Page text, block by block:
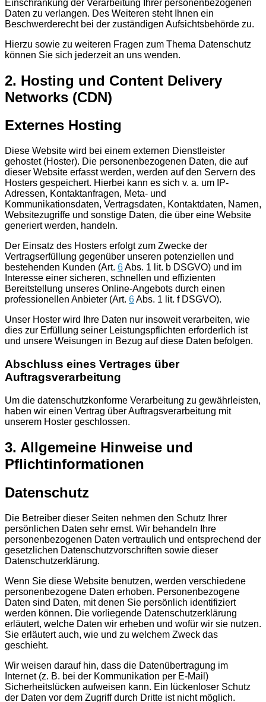
Einschränkung der Verarbeitung Ihrer personenbezogenen
Daten zu verlangen. Des Weiteren steht Ihnen ein
Beschwerderecht bei der zuständigen Aufsichtsbehörde zu.
Hierzu sowie zu weiteren Fragen zum Thema Datenschutz
können Sie sich jederzeit an uns wenden.
2. Hosting und Content Delivery
Networks (CDN)
Externes Hosting
Diese Website wird bei einem externen Dienstleister
gehostet (Hoster). Die personenbezogenen Daten, die auf
dieser Website erfasst werden, werden auf den Servern des
Hosters gespeichert. Hierbei kann es sich v. a. um IP-
Adressen, Kontaktanfragen, Meta- und
Kommunikationsdaten, Vertragsdaten, Kontaktdaten, Namen,
Websitezugriffe und sonstige Daten, die über eine Website
generiert werden, handeln.
Der Einsatz des Hosters erfolgt zum Zwecke der
Vertragserfüllung gegenüber unseren potenziellen und
bestehenden Kunden (Art. 6Abs. 1 lit. b DSGVO) und im
Interesse einer sicheren, schnellen und effizienten
Bereitstellung unseres Online-Angebots durch einen
professionellen Anbieter (Art. 6Abs. 1 lit. f DSGVO).
Unser Hoster wird Ihre Daten nur insoweit verarbeiten, wie
dies zur Erfüllung seiner Leistungspflichten erforderlich ist
und unsere Weisungen in Bezug auf diese Daten befolgen.
Abschluss eines Vertrages über
Auftragsverarbeitung
Um die datenschutzkonforme Verarbeitung zu gewährleisten,
haben wir einen Vertrag über Auftragsverarbeitung mit
unserem Hoster geschlossen.
3. Allgemeine Hinweise und
Pflichtinformationen
Datenschutz
Die Betreiber dieser Seiten nehmen den Schutz Ihrer
persönlichen Daten sehr ernst. Wir behandeln Ihre
personenbezogenen Daten vertraulich und entsprechend der
gesetzlichen Datenschutzvorschriften sowie dieser
Datenschutzerklärung.
Wenn Sie diese Website benutzen, werden verschiedene
personenbezogene Daten erhoben. Personenbezogene
Daten sind Daten, mit denen Sie persönlich identifiziert
werden können. Die vorliegende Datenschutzerklärung
erläutert, welche Daten wir erheben und wofür wir sie nutzen.
Sie erläutert auch, wie und zu welchem Zweck das
geschieht.
Wir weisen darauf hin, dass die Datenübertragung im
Internet (z. B. bei der Kommunikation per E-Mail)
Sicherheitslücken aufweisen kann. Ein lückenloser Schutz
der Daten vor dem Zugriff durch Dritte ist nicht möglich.